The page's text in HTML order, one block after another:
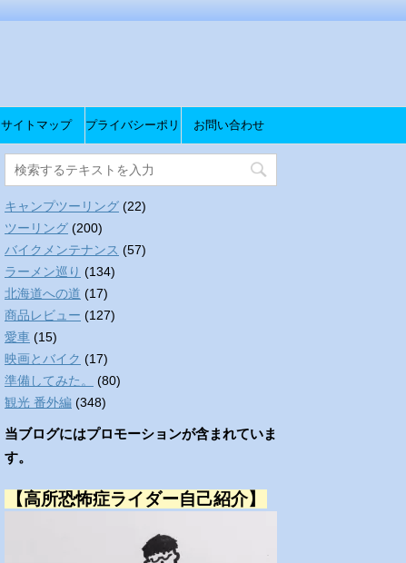
サイトマップ プライバシーポリ
シー
お問い合わせ
キャンプツーリング (22)
ツーリング (200)
バイクメンテナンス (57)
ラーメン巡り (134)
北海道への道 (17)
商品レビュー (127)
愛車 (15)
映画とバイク (17)
準備してみた。
(80)
観光 番外編 (348)
当ブログにはプロモーションが含まれていま
す。
【高所恐怖症ライダー自己紹介】